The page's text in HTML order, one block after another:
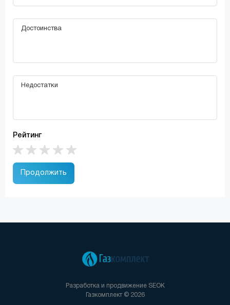
Рейтинг
Продолжить
Разработка и продвижение SEOK
Газкомплект © 2026